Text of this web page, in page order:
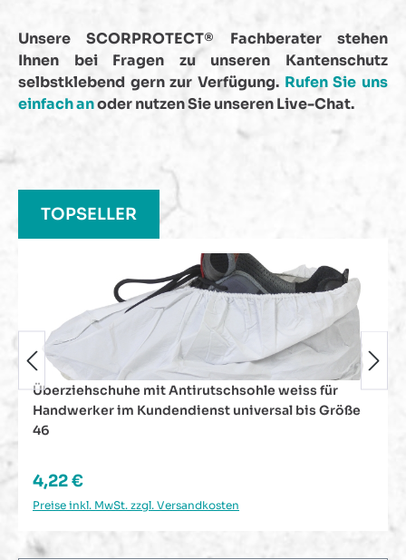
Unsere SCORPROTECT® Fachberater stehen
Ihnen bei Fragen zu unseren Kantenschutz
selbstklebend gern zur Verfügung. Rufen Sie uns
einfach anoder nutzen Sie unseren Live-Chat.
TOPSELLER
Arbeitshandschuhe Handschuhe PU / Nylon
Feinstrick schwarz Größe 10
Regulärer Preis:
1,13 €
Preise inkl. MwSt. zzgl. Versandkosten